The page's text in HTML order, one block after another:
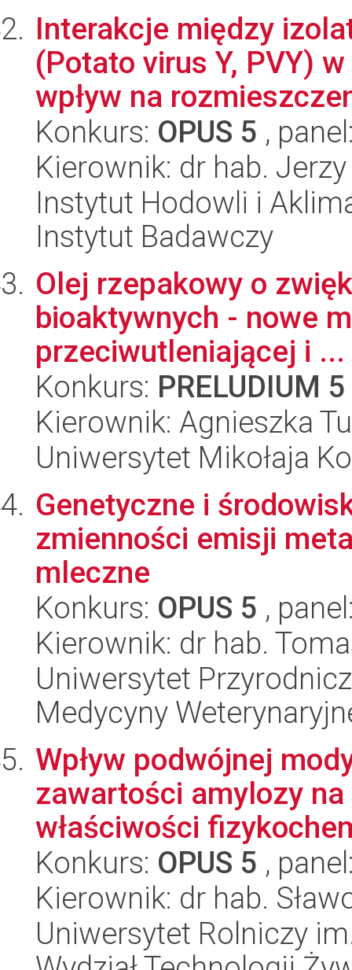
Interakcje między
(Potato virus Y, PVY)
wpływ na
Konkurs: OPUS 5 ,
Kierownik: dr hab.
Instytut Hodowli i
Instytut Badawczy
Olej rzepakowy o
bioaktywnych - nowe
przeciwutleniającej i ...
Konkurs: PRELUDIUM 5
Kierownik: Agnieszka
Uniwersytet Mikołaja
Genetyczne i
zmienności emisji
mleczne
Konkurs: OPUS 5 ,
Kierownik: dr hab.
Uniwersytet
Medycyny
Wpływ podwójnej
zawartości amylozy
właściwości
Konkurs: OPUS 5 ,
Kierownik: dr hab.
Uniwersytet Rolniczy